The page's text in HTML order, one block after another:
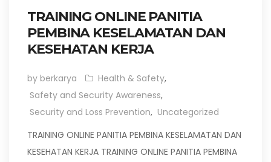
TRAINING ONLINE PANITIA
PEMBINA KESELAMATAN DAN
KESEHATAN KERJA
by berkarya Health & Safety,
Safety and Security Awareness,
Security and Loss Prevention, Uncategorized
TRAINING ONLINE PANITIA PEMBINA KESELAMATAN DAN
KESEHATAN KERJA TRAINING ONLINE PANITIA PEMBINA